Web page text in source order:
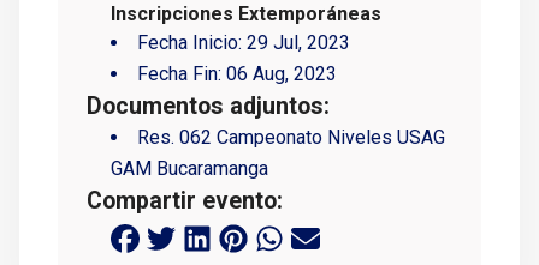
Inscripciones Extemporáneas
Fecha Inicio: 29 Jul, 2023
Fecha Fin: 06 Aug, 2023
Documentos adjuntos:
Res. 062 Campeonato Niveles USAG
GAM Bucaramanga
Compartir evento: